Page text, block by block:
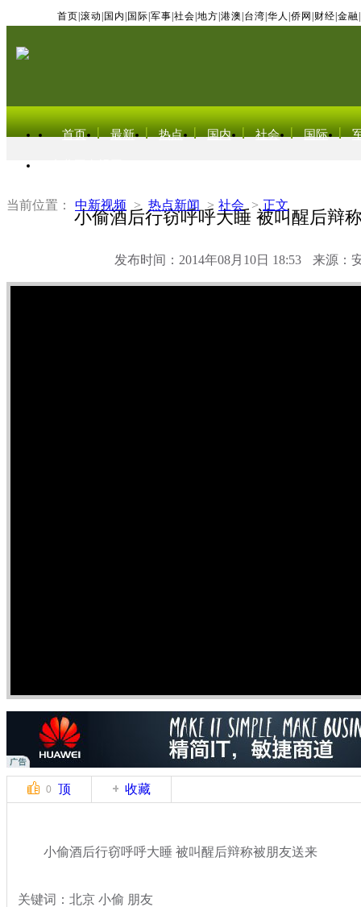
首页 滚动 国内 国际 军事 社会 地方 港澳 台湾 华人 侨网 财经 金融
首页 最新 热点 国内 社会 国际
当前位置： 中新视频 > 热点新闻 > 社会 > 正文
小偷酒后行窃呼呼大睡 被叫醒后辩
发布时间：2014年08月10日 18:53 来源：
0 顶 收藏
小偷酒后行窃呼呼大睡 被叫醒后辩称被朋友送来
关键词：北京 小偷 朋友